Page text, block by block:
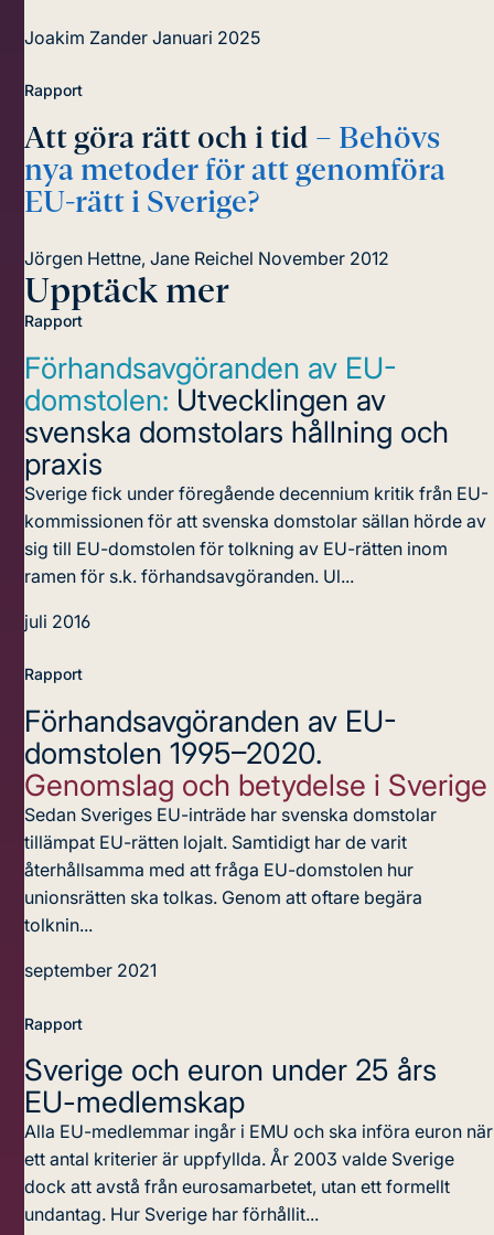
Joakim Zander Januari 2025
Rapport
Att göra rätt och i tid – Behövs
nya metoder för att genomföra
EU-rätt i Sverige?
Jörgen Hettne, Jane Reichel November 2012
Upptäck mer
Rapport
Förhandsavgöranden av EU-
domstolen: Utvecklingen av
svenska domstolars hållning och
praxis
Sverige fick under föregående decennium kritik från EU-
kommissionen för att svenska domstolar sällan hörde av
sig till EU-domstolen för tolkning av EU-rätten inom
ramen för s.k. förhandsavgöranden. Ul...
juli 2016
Rapport
Förhandsavgöranden av EU-
domstolen 1995–2020.
Genomslag och betydelse i Sverige
Sedan Sveriges EU-inträde har svenska domstolar
tillämpat EU-rätten lojalt. Samtidigt har de varit
återhållsamma med att fråga EU-domstolen hur
unionsrätten ska tolkas. Genom att oftare begära
tolknin...
september 2021
Rapport
Sverige och euron under 25 års
EU-medlemskap
Alla EU-medlemmar ingår i EMU och ska införa euron när
ett antal kriterier är uppfyllda. År 2003 valde Sverige
dock att avstå från eurosamarbetet, utan ett formellt
undantag. Hur Sverige har förhållit...